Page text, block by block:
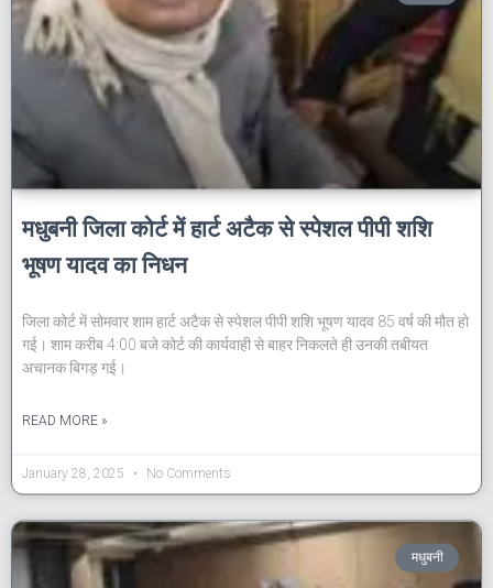
मधुबनी जिला कोर्ट में हार्ट अटैक से स्पेशल पीपी शशि
भूषण यादव का निधन
जिला कोर्ट में सोमवार शाम हार्ट अटैक से स्पेशल पीपी शशि भूषण यादव 85 वर्ष की मौत हो
गई। शाम करीब 4:00 बजे कोर्ट की कार्यवाही से बाहर निकलते ही उनकी तबीयत
अचानक बिगड़ गई।
READ MORE »
January 28, 2025 No Comments
मधुबनी